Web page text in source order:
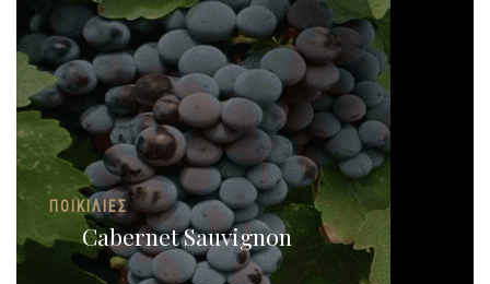
ΠΟΙΚΙΛΊΕΣ
Cabernet Sauvignon